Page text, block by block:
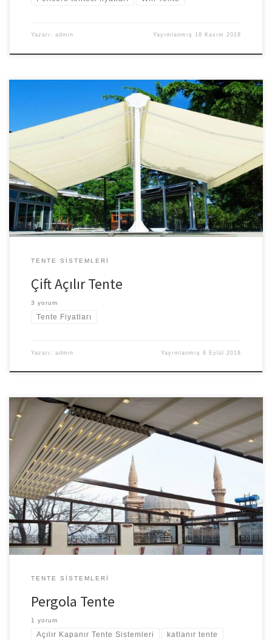
Yazarı: admin Yayımlanmış 18 Kasım 2018
Çift açılır tente kurulumu ve kullanımı kolay tente modellerinden
sadece biridir. Bu tente sayesinde hem daha sağlıklı bir hava
görünüme kavuşmaktadır. taksitli fiyatları akrilik kumaşlı ısı
geçirmeyen garanti belgeli kaliteli Yapacağımız tüm tente
modelleri 2 Yıl Garanti sertifikalı iş teslimatı adı […]
TENTE SISTEMLERI
Çift Açılır Tente
3 yorum
Tente Fiyatları
Yazarı: admin Yayımlanmış8 Eylül 2018
Merve Branda Pergola Tente sistemleri olarak üretimi yaptığımız
tente sistemleri en uygun m2 fiyatları ile hizmet veriyor. 30 m2 üstü
yapılarınızda geçerli olan bu fiyatlarımız ile piyasada kalite ve ürün
durumunda rakip tanımıyoruz. Ücretsiz keşif talebinde bulunmak
için bizimle iletişime geçiniz. Pergola tente m2 479 TL paket
olarak adrese teslim […]
TENTE SISTEMLERI
Pergola Tente
1 yorum
Açılır Kapanır Tente Sistemleri katlanır tente